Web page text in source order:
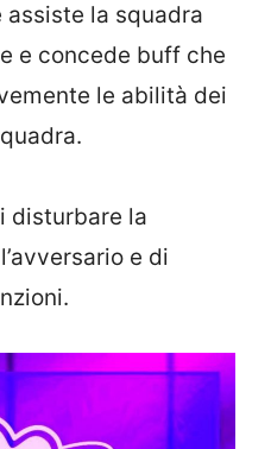
la squadra
e concede buff che
le abilità dei
disturbare la
e di